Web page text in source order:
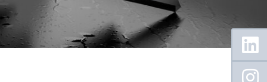
Floating
Sidebar